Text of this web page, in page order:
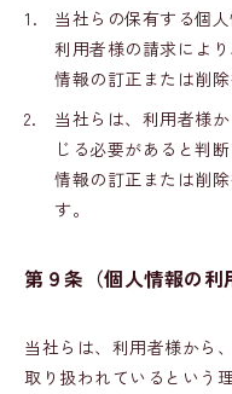
1.
当社らの保有する個
利用者様の請求によ
情報の訂正または削除
2.
当社らは、利用者様
じる必要があると判
情報の訂正または削
す。
第９条 （個人情報の利
当社らは、利用者様から
取り扱われているという